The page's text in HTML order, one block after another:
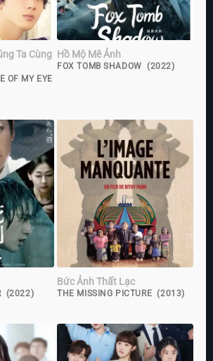
Ta Cùng
OF MY EYE
Hồ Mộ Mê Ảnh
FOX TOMB SHADOW (2022)
(2022)
Bức Ảnh Thất Lạc
THE MISSING PICTURE (2013)